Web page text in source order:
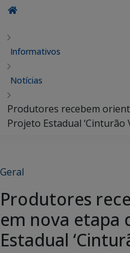
Informativos
Notícias
Produtores recebem
Projeto Estadual ‘Cinturão
Geral
Produtores
em nova etapa
Estadual